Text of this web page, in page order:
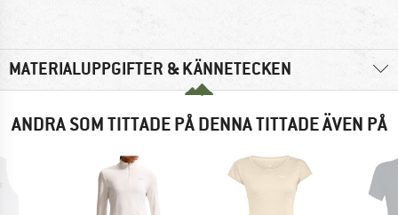
MATERIALUPPGIFTER & KÄNNETECKEN
ANDRA SOM TITTADE PÅ DENNA TITTADE ÄVEN PÅ